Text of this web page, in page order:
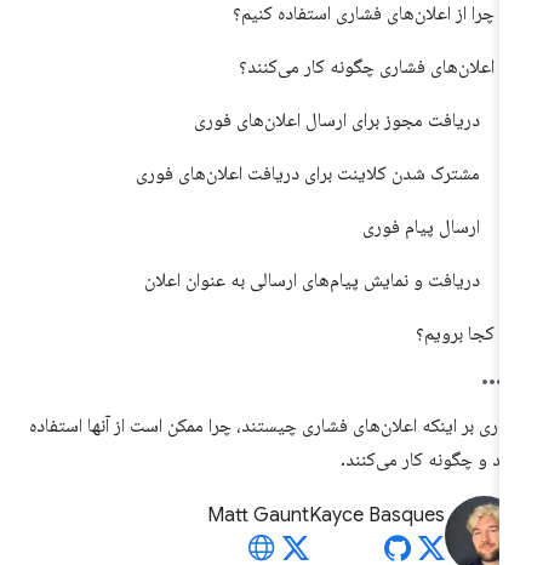
چرا از اعلان‌های فشاری استفاده کنیم؟
اعلان‌های فشاری چگونه کار می‌کنند؟
دریافت مجوز برای ارسال اعلان‌های فوری
مشترک شدن کلاینت برای دریافت اعلان‌های فوری
ارسال پیام فوری
دریافت و نمایش پیام‌های ارسالی به عنوان اعلان
کجا برویم؟
بر اینکه اعلان‌های فشاری چیستند، چرا ممکن است از آنها استفاده
و چگونه کار می‌کنند.
Kayce Basques
Matt Gaunt